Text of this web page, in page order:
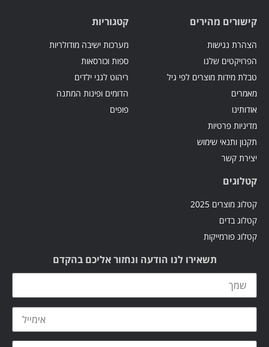
קישורים מהירים
הצהרת נגישות
הפרויקטים שלנו
טבלת מידות מוצרים לפי גיל
מאמרים
אודותינו
מדיניות פרטיות
תקנון ותנאי שימוש
יצירת קשר
קטגוריות
מערכות ישיבה מודולריות
ספות וכורסאות
ריהוט לגני ילדים
הדומים ופינות המתנה
פופים
קטלוגים
קטלוג מוצרים 2025
קטלוג בדים
קטלוג פורמייקות
תשאירו לנו הודעה ונחזור אליכם בהקדם